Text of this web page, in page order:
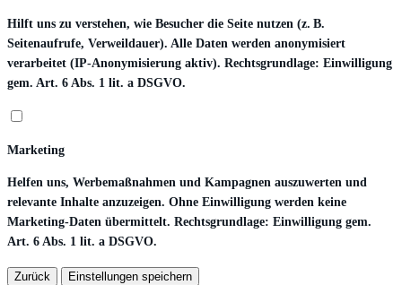
Hilft uns zu verstehen, wie Besucher die Seite nutzen (z. B.
Seitenaufrufe, Verweildauer). Alle Daten werden anonymisiert
verarbeitet (IP-Anonymisierung aktiv). Rechtsgrundlage: Einwilligung
gem. Art. 6 Abs. 1 lit. a DSGVO.
Marketing
Helfen uns, Werbemaßnahmen und Kampagnen auszuwerten und
relevante Inhalte anzuzeigen. Ohne Einwilligung werden keine
Marketing-Daten übermittelt. Rechtsgrundlage: Einwilligung gem.
Art. 6 Abs. 1 lit. a DSGVO.
Zurück Einstellungen speichern